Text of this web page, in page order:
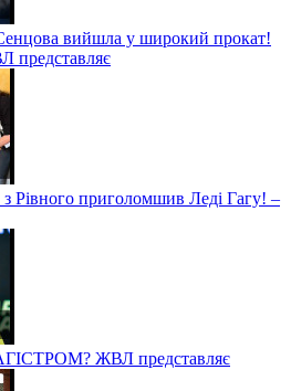
вийшла у широкий прокат!
представляє
з Рівного приголомшив Леді Гагу! –
ЖВЛ представляє